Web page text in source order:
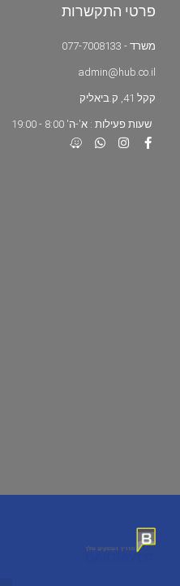
פרטי התקשרות
משרד - 077-7008133
admin@hub.co.il
קקל 41, ק.ביאליק
שעות פעילות : א'-ה' 8:00 - 19:00